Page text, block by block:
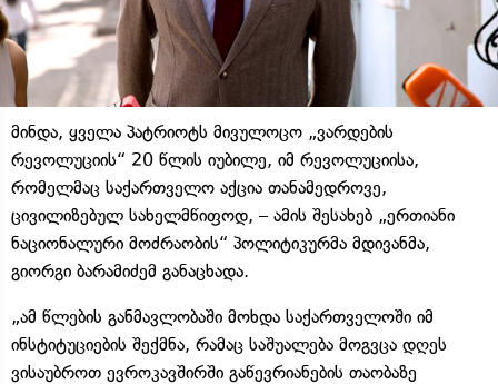
მინდა, ყველა პატრიოტს მივულოცო „ვარდების
რევოლუციის“ 20 წლის იუბილე, იმ რევოლუციისა,
რომელმაც საქართველო აქცია თანამედროვე,
ცივილიზებულ სახელმწიფოდ, – ამის შესახებ „ერთიანი
ნაციონალური მოძრაობის“ პოლიტიკურმა მდივანმა,
გიორგი ბარამიძემ განაცხადა.
„ამ წლების განმავლობაში მოხდა საქართველოში იმ
ინსტიტუციების შექმნა, რამაც საშუალება მოგვცა დღეს
ვისაუბროთ ევროკავშირში გაწევრიანების თაობაზე